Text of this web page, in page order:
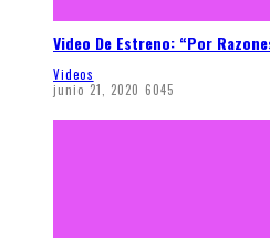
Video De Estreno: “Por
Videos
junio 21, 2020 6045